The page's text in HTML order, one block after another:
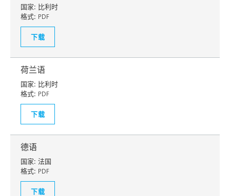
国家: 比利时
格式: PDF
下载
荷兰语
国家: 比利时
格式: PDF
下载
德语
国家: 法国
格式: PDF
下载